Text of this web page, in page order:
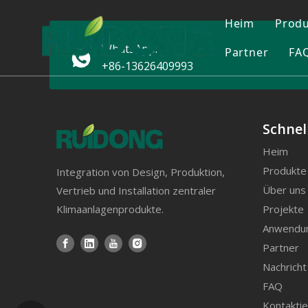
Heim
Partner
WhatsApp:
+86-13626409993
Integration von Design, Produktion,
Vertrieb und Installation zentraler
Klimaanlagenprodukte.
Heim
Produkte
Über uns
Projekte
Partner
Nachricht
FAQ